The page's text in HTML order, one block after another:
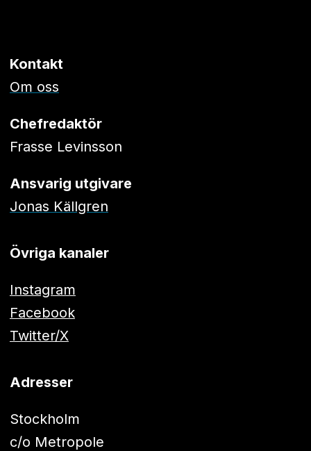
Kontakt
Om oss
Chefredaktör
Frasse Levinsson
Ansvarig utgivare
Jonas Källgren
Övriga kanaler
Instagram
Facebook
Twitter/X
Adresser
Stockholm
c/o Metropole